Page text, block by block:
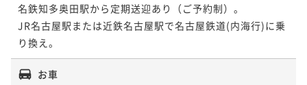
名鉄知多奥田駅から定期送迎あり（ご予約制）。
JR名古屋駅または近鉄名古屋駅で名古屋鉄道(内海行)に乗
り換え。
お車